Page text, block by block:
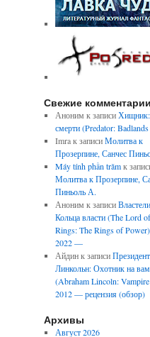
Свежие комментарии
Аноним к записиХищник:
смерти (Predator:
Imraк записиМолитва к
Прозерпине, Санчес
Máy tính phần trămк
Молитва к Прозерпине,
Пиньоль А.
Аноним к записи
Кольца власти (The Lord
Rings: The Rings of
2022 —
Айдинк записиПрезидент
Линкольн: Охотник на
(Abraham Lincoln:
2012 — рецензия (обзор)
Архивы
Август 2026